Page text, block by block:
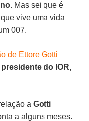
. Mas sei que é
vive uma vida
007.
de Ettore Gotti
do IOR,
aGotti
a alguns meses.